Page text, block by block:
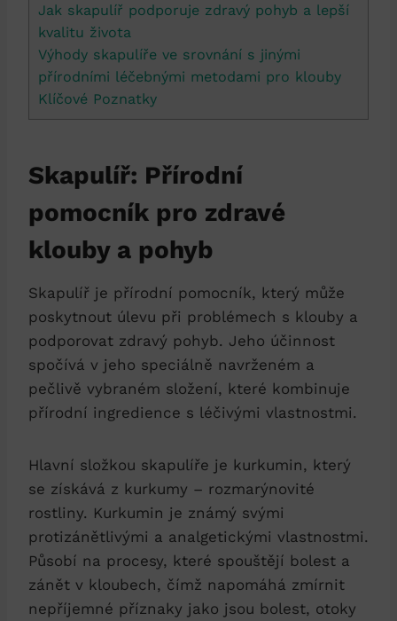
Jak skapulíř podporuje zdravý pohyb a lepší
kvalitu života
Výhody skapulíře ve srovnání s jinými
přírodními léčebnými metodami pro klouby
Klíčové Poznatky
Skapulíř: Přírodní
pomocník pro zdravé
klouby a pohyb
Skapulíř je přírodní pomocník, který může
poskytnout úlevu při problémech s klouby a
podporovat zdravý pohyb. Jeho účinnost
spočívá v jeho speciálně navrženém a
pečlivě vybraném složení, které kombinuje
přírodní ingredience s léčivými vlastnostmi.
Hlavní složkou skapulíře je kurkumin, který
se získává z kurkumy – rozmarýnovité
rostliny. Kurkumin je známý svými
protizánětlivými a analgetickými vlastnostmi.
Působí na procesy, které spouštějí bolest a
zánět v kloubech, čímž napomáhá zmírnit
nepříjemné příznaky jako jsou bolest, otoky